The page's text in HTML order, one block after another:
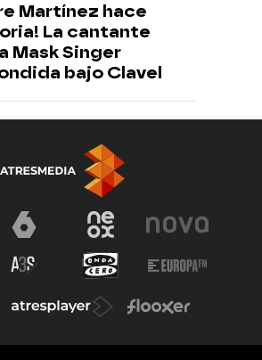
Martínez hace
La cantante
Mask Singer
bajo Clavel